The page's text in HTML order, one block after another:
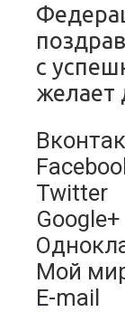
с
желает
Twitter
Google+
Мой
E-mail